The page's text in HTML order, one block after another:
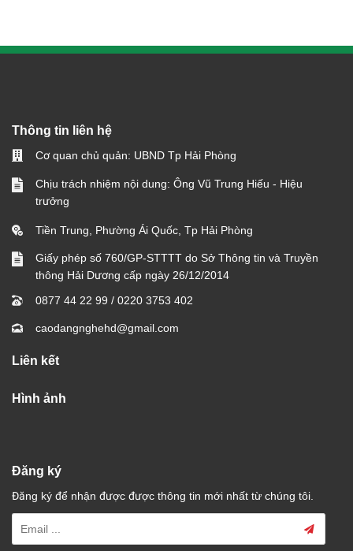
Thông tin liên hệ
Cơ quan chủ quản: UBND Tp Hải Phòng
Chịu trách nhiệm nội dung: Ông Vũ Trung Hiếu - Hiệu
trưởng
Tiền Trung, Phường Ái Quốc, Tp Hải Phòng
Giấy phép số 760/GP-STTTT do Sở Thông tin và Truyền
thông Hải Dương cấp ngày 26/12/2014
0877 44 22 99 / 0220 3753 402
caodangnghehd@gmail.com
Liên kết
Hình ảnh
Đăng ký
Đăng ký để nhận được được thông tin mới nhất từ chúng tôi.